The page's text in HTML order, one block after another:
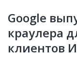
Google
краулера
клиентов